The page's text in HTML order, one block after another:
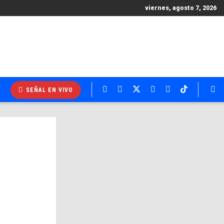
viernes, agosto 7, 2026
SEÑAL EN VIVO